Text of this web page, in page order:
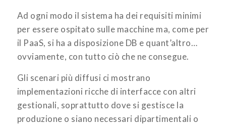
Ad ogni modo il sistema ha dei requisiti minimi
per essere ospitato sulle macchine ma, come per
il PaaS, si ha a disposizione DB e quant’altro…
ovviamente, con tutto ciò che ne consegue.
Gli scenari più diffusi ci mostrano
implementazioni ricche di interfacce con altri
gestionali, soprattutto dove si gestisce la
produzione o siano necessari dipartimentali o